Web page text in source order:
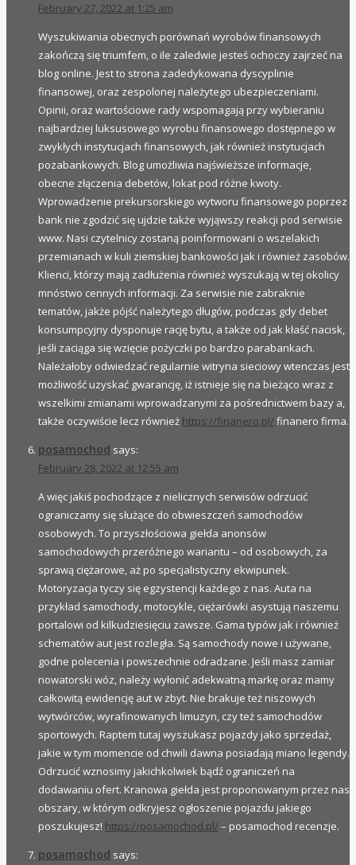
February 27, 2022 at 1:25 am
Wyszukiwania obecnych porównań wyrobów finansowych
zakończą się triumfem, o ile zaledwie jesteś ochoczy zajrzeć na
blog online. Jest to strona zadedykowana dyscyplinie
finansowej, oraz zespolonej należytego ubezpieczeniami.
Opinii, oraz wartościowe rady wspomagają przy wybieraniu
najbardziej luksusowego wyrobu finansowego dostępnego w
zwykłych instytucjach finansowych, jak również instytucjach
pozabankowych. Blog umożliwia najświeższe informacje,
obecne złączenia debetów, lokat pod różne kwoty.
Wprowadzenie prekursorskiego wytworu finansowego poprzez
bank nie zgodzić się ujdzie także wyjąwszy reakcji pod serwisie
www. Nasi czytelnicy zostaną poinformowani o wszelakich
przemianach w kuli ziemskiej bankowości jak i również zasobów.
Klienci, którzy mają zadłużenia również wyszukają w tej okolicy
mnóstwo cennych informacji. Za serwisie nie zabraknie
tematów, jakże pójść należytego długów, podczas gdy debet
konsumpcyjny dysponuje rację bytu, a także od jak kłaść nacisk,
jeśli zaciąga się wzięcie pożyczki po bardzo parabankach.
Należałoby odwiedzać regularnie witryna sieciowy wtenczas jest
możliwość uzyskać gwarancję, iż istnieje się na bieżąco wraz z
wszelkimi zmianami wprowadzanymi za pośrednictwem bazy a,
także oczywiście lecz również https://finanero.pl/ finanero firma.
posamochod says:
February 28, 2022 at 12:55 am
A więc jakiś pochodzące z nielicznych serwisów odrzucić
ograniczamy się służące do obwieszczeń samochodów
osobowych. To przyszłościowa giełda anonsów
samochodowych przeróżnego wariantu – od osobowych, za
sprawą ciężarowe, aż po specjalistyczny ekwipunek.
Motoryzacja tyczy się egzystencji każdego z nas. Auta na
przykład samochody, motocykle, ciężarówki asystują naszemu
portalowi od kilkudziesięciu zawsze. Gama typów jak i również
schematów aut jest rozległa. Są samochody nowe i używane,
godne polecenia i powszechnie odradzane. Jeśli masz zamiar
nowatorski wóz, należy wyłonić adekwatną markę oraz mamy
całkowitą ewidencję aut w zbyt. Nie brakuje też niszowych
wytwórców, wyrafinowanych limuzyn, czy też samochodów
sportowych. Raptem tutaj wyszukasz pojazdy jako sprzedaż,
jakie w tym momencie od chwili dawna posiadają miano legendy.
Odrzucić wznosimy jakichkolwiek bądź ograniczeń na
dodawaniu ofert. Kranowa giełda jest proponowanym przez nas
obszary, w którym odkryjesz ogłoszenie pojazdu jakiego
poszukujesz! https://posamochod.pl/ – posamochod recenzje.
posamochod says: